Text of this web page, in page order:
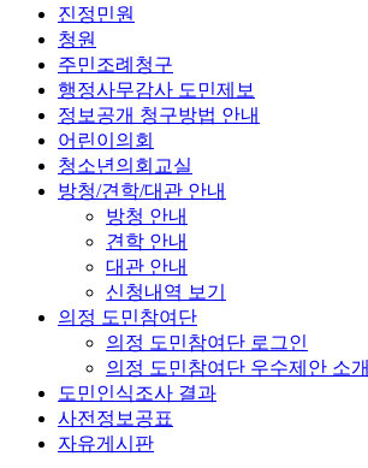
진정민원
청원
주민조례청구
행정사무감사 도민제보
정보공개 청구방법 안내
어린이의회
청소년의회교실
방청/견학/대관 안내
방청 안내
견학 안내
대관 안내
신청내역 보기
의정 도민참여단
의정 도민참여단 로그인
의정 도민참여단 우수제안 소개
도민인식조사 결과
사전정보공표
자유게시판